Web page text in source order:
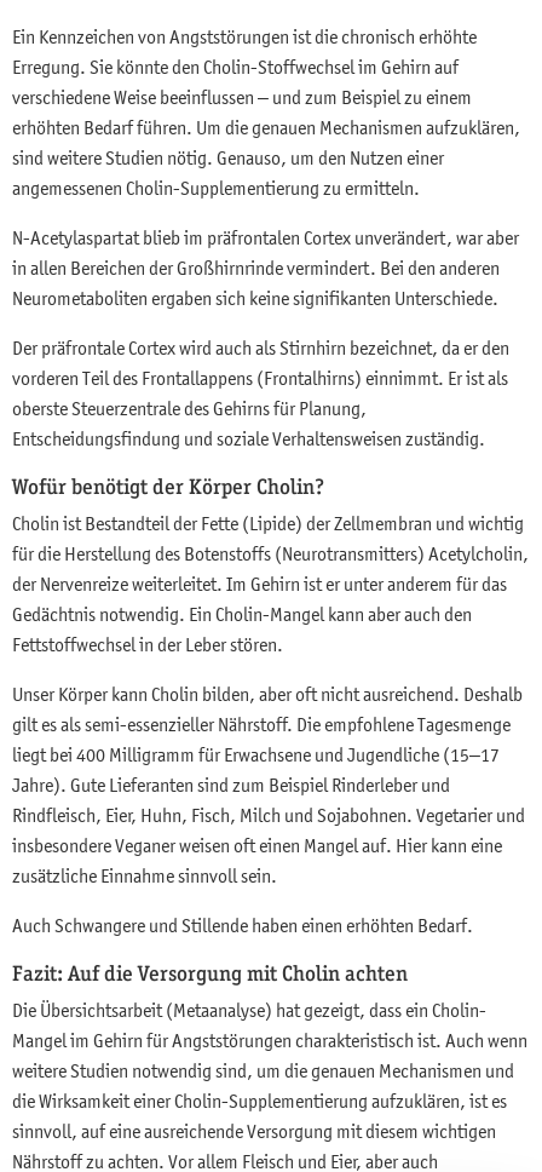
Ein Kennzeichen von Angststörungen ist die chronisch erhöhte
Erregung. Sie könnte den Cholin-Stoffwechsel im Gehirn auf
verschiedene Weise beeinflussen – und zum Beispiel zu einem
erhöhten Bedarf führen. Um die genauen Mechanismen aufzuklären,
sind weitere Studien nötig. Genauso, um den Nutzen einer
angemessenen Cholin-Supplementierung zu ermitteln.
N-Acetylaspartat blieb im präfrontalen Cortex unverändert, war aber
in allen Bereichen der Großhirnrinde vermindert. Bei den anderen
Neurometaboliten ergaben sich keine signifikanten Unterschiede.
Der präfrontale Cortex wird auch als Stirnhirn bezeichnet, da er den
vorderen Teil des Frontallappens (Frontalhirns) einnimmt. Er ist als
oberste Steuerzentrale des Gehirns für Planung,
Entscheidungsfindung und soziale Verhaltensweisen zuständig.
Wofür benötigt der Körper Cholin?
Cholin ist Bestandteil der Fette (Lipide) der Zellmembran und wichtig
für die Herstellung des Botenstoffs (Neurotransmitters) Acetylcholin,
der Nervenreize weiterleitet. Im Gehirn ist er unter anderem für das
Gedächtnis notwendig. Ein Cholin-Mangel kann aber auch den
Fettstoffwechsel in der Leber stören.
Unser Körper kann Cholin bilden, aber oft nicht ausreichend. Deshalb
gilt es als semi-essenzieller Nährstoff. Die empfohlene Tagesmenge
liegt bei 400 Milligramm für Erwachsene und Jugendliche (15–17
Jahre). Gute Lieferanten sind zum Beispiel Rinderleber und
Rindfleisch, Eier, Huhn, Fisch, Milch und Sojabohnen. Vegetarier und
insbesondere Veganer weisen oft einen Mangel auf. Hier kann eine
zusätzliche Einnahme sinnvoll sein.
Auch Schwangere und Stillende haben einen erhöhten Bedarf.
Fazit: Auf die Versorgung mit Cholin achten
Die Übersichtsarbeit (Metaanalyse) hat gezeigt, dass ein Cholin-
Mangel im Gehirn für Angststörungen charakteristisch ist. Auch wenn
weitere Studien notwendig sind, um die genauen Mechanismen und
die Wirksamkeit einer Cholin-Supplementierung aufzuklären, ist es
sinnvoll, auf eine ausreichende Versorgung mit diesem wichtigen
Nährstoff zu achten. Vor allem Fleisch und Eier, aber auch